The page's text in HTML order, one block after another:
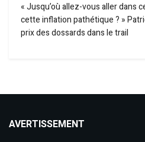
« Jusqu’où allez-vous aller dans
cette inflation pathétique ? »
prix des dossards dans le trail
AVERTISSEMENT